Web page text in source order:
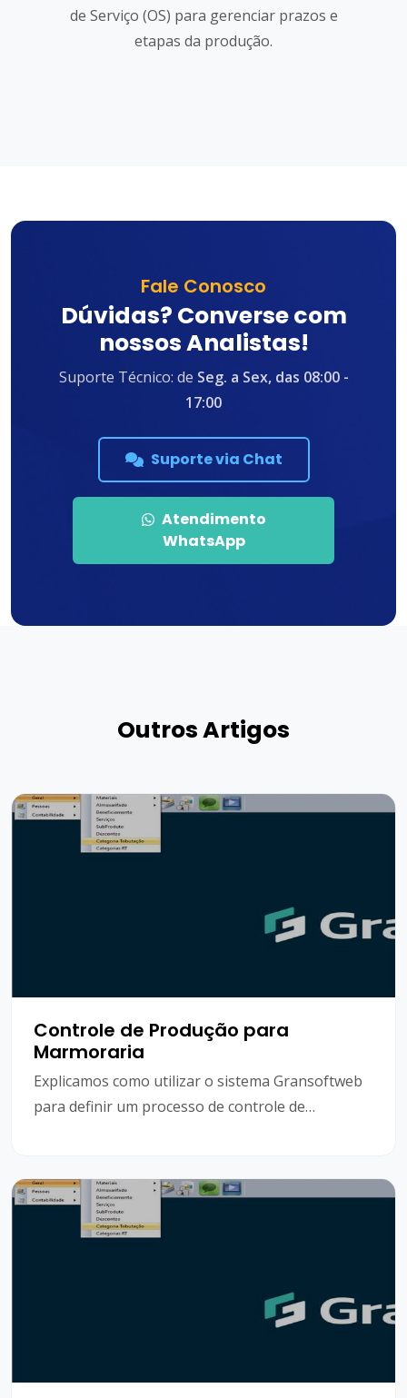
de Serviço (OS) para gerenciar prazos e
etapas da produção.
Fale Conosco
Dúvidas? Converse com
nossos Analistas!
Suporte Técnico: de Seg. a Sex, das 08:00 -
17:00
Suporte via Chat
Atendimento
WhatsApp
Outros Artigos
Controle de Produção para
Marmoraria
Explicamos como utilizar o sistema Gransoftweb
para definir um processo de controle de